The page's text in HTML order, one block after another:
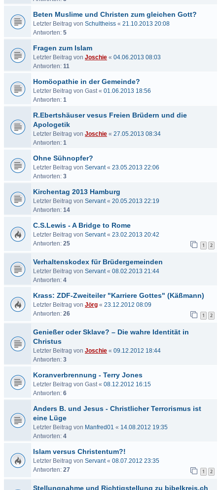
Beten Muslime und Christen zum gleichen Gott?
Letzter Beitrag von Schultheiss « 21.10.2013 20:08
Antworten: 5
Fragen zum Islam
Letzter Beitrag von Joschie « 04.06.2013 08:03
Antworten: 11
Homöopathie in der Gemeinde?
Letzter Beitrag von Gast« 01.06.2013 18:56
Antworten: 1
R.Ebertshäuser vesus Freien Brüdern und die
Apologetik
Letzter Beitrag von Joschie « 27.05.2013 08:34
Antworten: 1
Ohne Sühnopfer?
Letzter Beitrag von Servant« 23.05.2013 22:06
Antworten: 3
Kirchentag 2013 Hamburg
Letzter Beitrag von Servant« 20.05.2013 22:19
Antworten: 14
C.S.Lewis - A Bridge to Rome
Letzter Beitrag von Servant« 23.02.2013 20:42
Antworten: 25 1 2
Verhaltenskodex für Brüdergemeinden
Letzter Beitrag von Servant« 08.02.2013 21:44
Antworten: 4
Krass: ZDF-Zweiteiler "Karriere Gottes" (Käßmann)
Letzter Beitrag von Jörg « 23.12.2012 08:09
Antworten: 26 1 2
Genießer oder Sklave? – Die wahre Identität in
Christus
Letzter Beitrag von Joschie « 09.12.2012 18:44
Antworten: 3
Koranverbrennung - Terry Jones
Letzter Beitrag von Gast« 08.12.2012 16:15
Antworten: 6
Anders B. und Jesus - Christlicher Terrorismus ist
eine Lüge
Letzter Beitrag von Manfred01 « 14.08.2012 19:35
Antworten: 4
Islam versus Christentum?!
Letzter Beitrag von Servant« 08.07.2012 23:35
Antworten: 27 1 2
Stellungnahme und Richtigstellung zu bibelkreis.ch